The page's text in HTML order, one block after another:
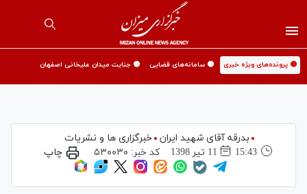
🟡 پرونده‌های ویژه خبری 🟡 سامانه‌های قضایی 🟡 جنایت میدان علیخانی اصفهان
بدرقه آقای شهید ایران
خبرگزاری ها و نشریات
15:43
11 تير 1398 کد خبر: ۵۳۰۰۳۰ چاپ